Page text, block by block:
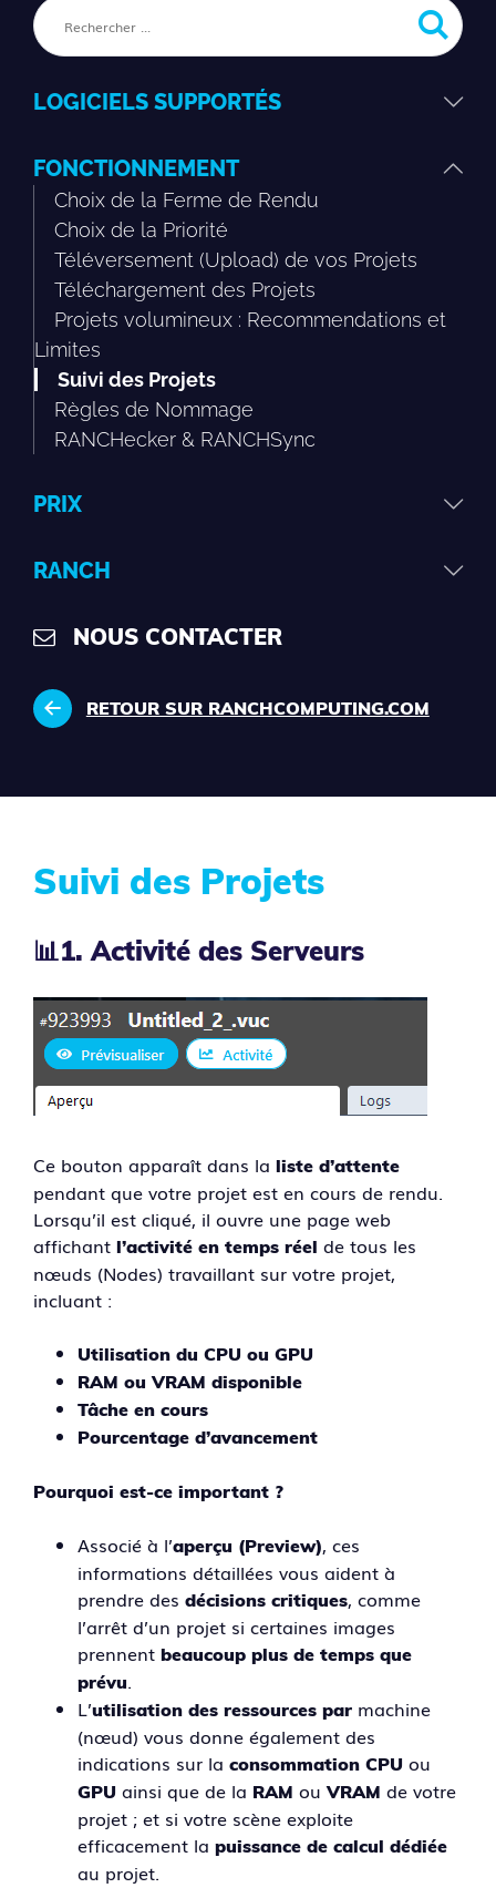
LOGICIELS SUPPORTÉS
FONCTIONNEMENT
Choix de la Ferme de Rendu
Choix de la Priorité
Téléversement (Upload) de vos Projets
Téléchargement des Projets
Projets volumineux : Recommendations et
Limites
Suivi des Projets
Règles de Nommage
RANCHecker & RANCHSync
PRIX
RANCH
NOUS CONTACTER
RETOUR SUR RANCHCOMPUTING.COM
Suivi des Projets
📊1. Activité des Serveurs
Ce bouton apparaît dans la liste d’attente
pendant que votre projet est en cours de rendu.
Lorsqu’il est cliqué, il ouvre une page web
affichant l’activité en temps réel de tous les
nœuds (Nodes) travaillant sur votre projet,
incluant :
Utilisation du CPU ou GPU
RAM ou VRAM disponible
Tâche en cours
Pourcentage d’avancement
Pourquoi est-ce important ?
Associé à l’aperçu (Preview), ces
informations détaillées vous aident à
prendre des décisions critiques, comme
l’arrêt d’un projet si certaines images
prennent beaucoup plus de temps que
prévu.
L’utilisation des ressources par machine
(nœud) vous donne également des
indications sur la consommation CPU ou
GPU ainsi que de la RAM ouVRAM de votre
projet ; et si votre scène exploite
efficacement la puissance de calcul dédiée
au projet.